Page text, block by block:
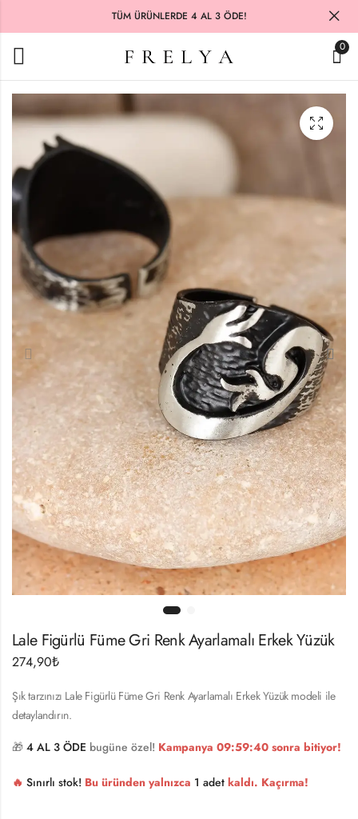
TÜM ÜRÜNLERDE 4 AL 3 ÖDE!
0
Lale Figürlü Füme Gri Renk Ayarlamalı Erkek Yüzük
274,90₺
Şık tarzınızı Lale Figürlü Füme Gri Renk Ayarlamalı Erkek Yüzük modeli ile
detaylandırın.
🎁 4 AL 3 ÖDE bugüne özel! Kampanya 09:59:40 sonra bitiyor!
🔥 Sınırlı stok! Bu üründen yalnızca 1 adet kaldı. Kaçırma!